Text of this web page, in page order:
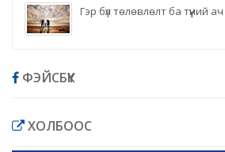
Гэр бүл төлөвлөлт ба түүний
ФЭЙСБҮҮК
ХОЛБООС